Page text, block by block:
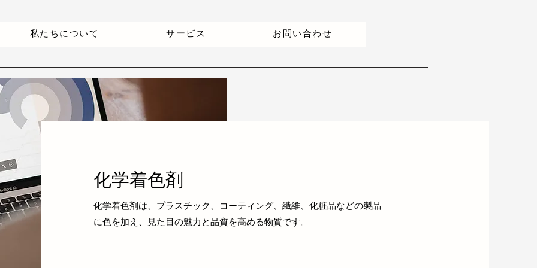
私たちについて サービス お問い合わせ
化学着色剤
化学着色剤は、プラスチック、コーティング、繊維、化粧品などの製品
に色を加え、見た目の魅力と品質を高める物質です。